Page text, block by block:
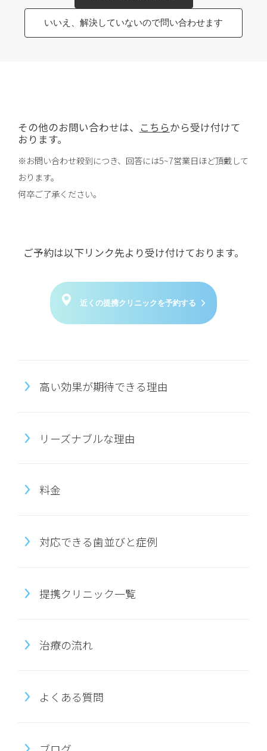
いいえ、解決していないので問い合わせます
その他のお問い合わせは、 こちらから受け付けて
おります。
※お問い合わせ殺到につき、回答には5~7営業日ほど頂戴して
おります。
何卒ご了承ください。
ご予約は以下リンク先より受け付けております。
近くの提携クリニックを予約する
高い効果が期待できる理由
リーズナブルな理由
料金
対応できる歯並びと症例
提携クリニック一覧
治療の流れ
よくある質問